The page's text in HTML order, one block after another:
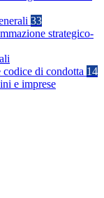
33
strategico-
di condotta 14
e imprese